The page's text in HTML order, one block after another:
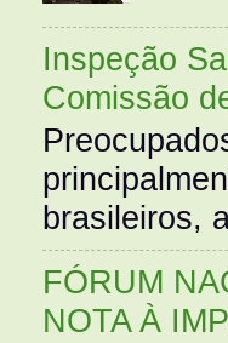
Inspeção
Comissão
brasileiros,
FÓRUM
NOTA À